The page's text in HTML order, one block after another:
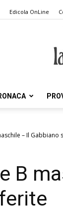
Edicola OnLine
– Il Gabbiano
B